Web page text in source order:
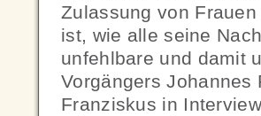
Zulassung von
ist, wie alle seine
unfehlbare und damit
Vorgängers Johannes
Franziskus in